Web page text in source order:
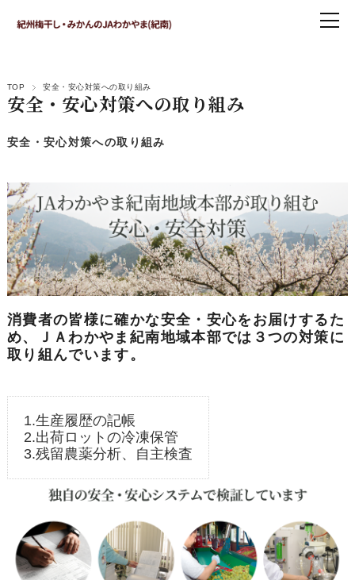
TOP 安全・安心対策への取り組み
安全・安心対策への取り組み
安全・安心対策への取り組み
消費者の皆様に確かな安全・安心をお届けするた
め、ＪＡわかやま紀南地域本部では３つの対策に
取り組んでいます。
1.生産履歴の記帳
2.出荷ロットの冷凍保管
3.残留農薬分析、自主検査